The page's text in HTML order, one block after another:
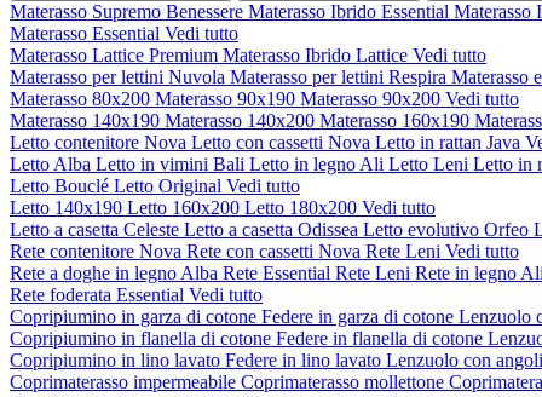
Materasso Supremo Benessere Materasso Ibrido Essential Materasso
Materasso Essential Vedi tutto
Materasso Lattice Premium Materasso Ibrido Lattice Vedi tutto
Materasso per lettini Nuvola Materasso per lettini Respira Materasso
Materasso 80x200 Materasso 90x190 Materasso 90x200 Vedi tutto
Materasso 140x190 Materasso 140x200 Materasso 160x190
Letto contenitore Nova Letto con cassetti Nova Letto in rattan Java
Letto Alba Letto in vimini Bali Letto in legno Ali Letto Leni Letto in
Letto Bouclé Letto Original Vedi tutto
Letto 140x190 Letto 160x200 Letto 180x200 Vedi tutto
Letto a casetta Celeste Letto a casetta Odissea Letto evolutivo Orfeo
Rete contenitore Nova Rete con cassetti Nova Rete Leni Vedi tutto
Rete a doghe in legno Alba Rete Essential Rete Leni Rete in legno Ali
Rete foderata Essential Vedi tutto
Copripiumino in garza di cotone Federe in garza di cotone Lenzuolo
Copripiumino in flanella di cotone Federe in flanella di cotone
Copripiumino in lino lavato Federe in lino lavato Lenzuolo con
Coprimaterasso impermeabile Coprimaterasso mollettone